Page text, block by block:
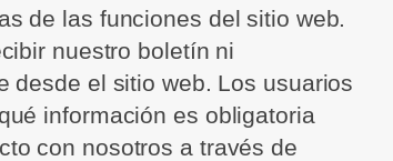
de las funciones del sitio web.
nuestro boletín ni
desde el sitio web. Los usuarios
información es obligatoria
con nosotros a través de